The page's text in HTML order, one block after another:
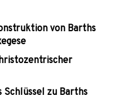
von Barths
zu Barths